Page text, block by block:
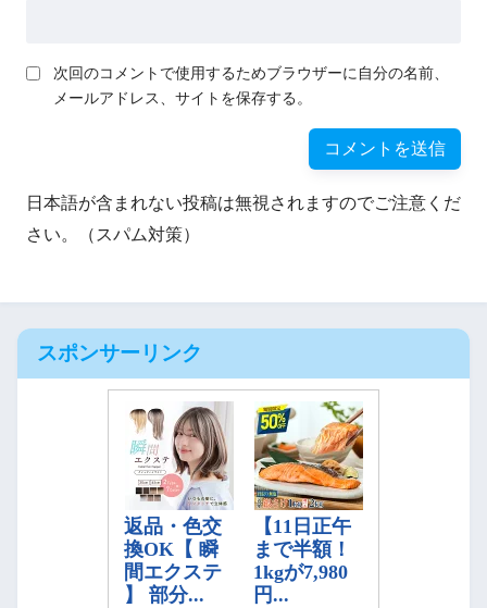
次回のコメントで使用するためブラウザーに自分の名前、
メールアドレス、サイトを保存する。
日本語が含まれない投稿は無視されますのでご注意くだ
さい。（スパム対策）
スポンサーリンク